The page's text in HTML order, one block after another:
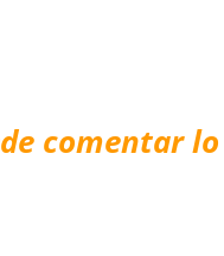
comentar lo